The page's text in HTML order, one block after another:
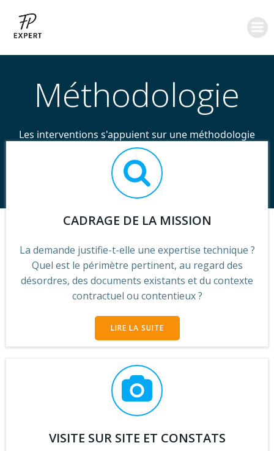
Méthodologie
Les interventions s'appuient sur une méthodologie
structurée, visant à produire des constats fiables, des
analyses argumentées et des conclusions
techniquement opposables.
CADRAGE DE LA MISSION
La demande justifie-t-elle une expertise technique ?
Quel est le périmètre pertinent, au regard des
désordres, des documents existants et du contexte
contractuel ou contentieux ?
LIRE LA SUITE
VISITE SUR SITE ET CONSTATS